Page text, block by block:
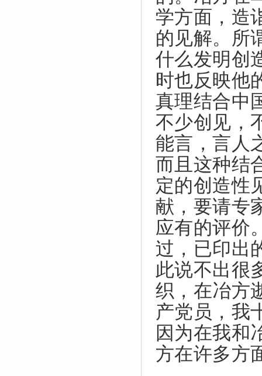
学方面，造
的见解。所
什么发明创
时也反映他
真理结合中
不少创见，
能言，言人
而且这种结
定的创造性
献，要请专
应有的评价
过，已印出
此说不出很
织，在冶方
产党员，我
因为在我和
方在许多方